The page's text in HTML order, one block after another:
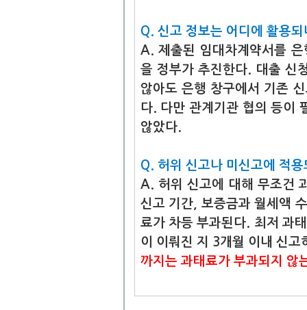
Q. 신고 정보는 어디에 활용되
A. 제출된 임대차계약서를
을 정부가 추진한다. 대출 신
않아도 은행 창구에서 기존
다. 다만 관계기관 협의 등이
않았다.
Q. 허위 신고나 미신고에 적
A. 허위 신고에 대해 무조건
신고 기간, 보증금과 월세액
료가 차등 부과된다. 최저 과
이 이뤄진 지 3개월 이내 신
까지는 과태료가 부과되지 않